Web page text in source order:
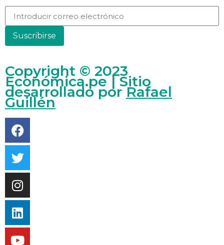
Suscribirse
Copyright © 2023
Económica.pe | Sitio
desarrollado porRafael
Guillén